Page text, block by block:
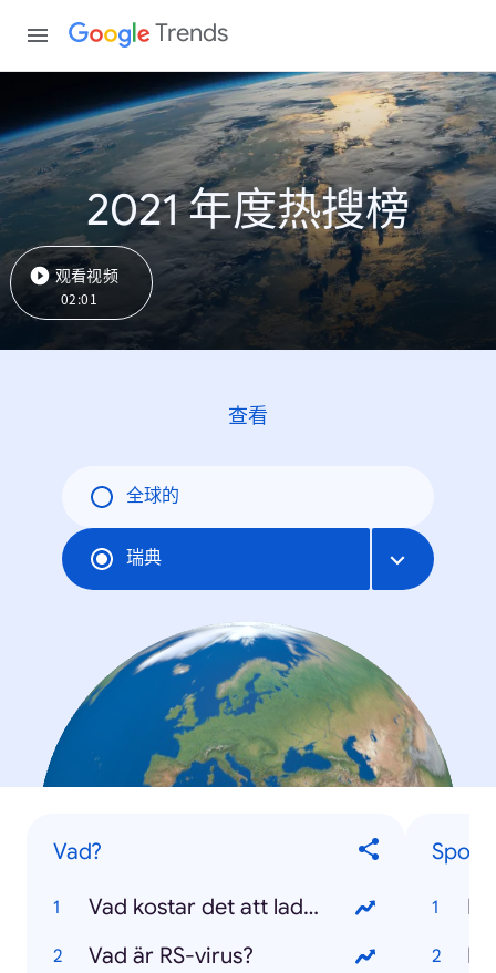
Trends
2021 年度热搜榜
观看视频
02:01
查看
全球的
瑞典
Vad?
Vad kostar det att ladda en elbil?
Vad är RS-virus?
Sport